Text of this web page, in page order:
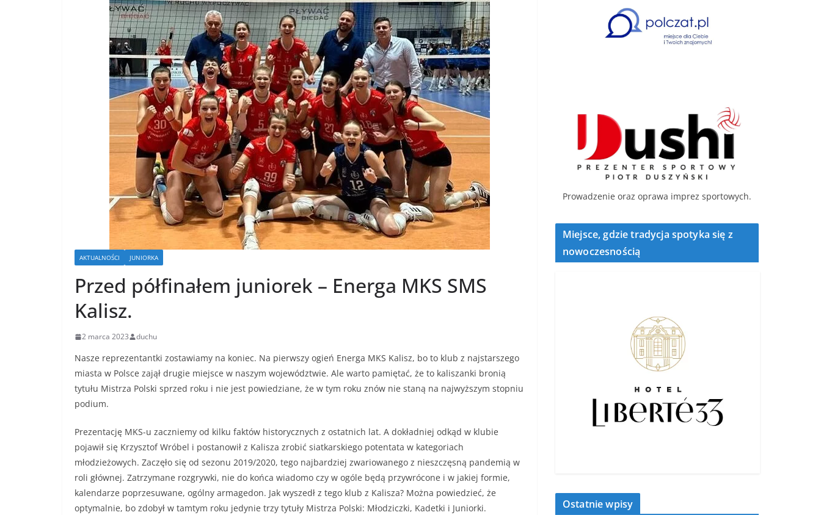
AKTUALNOŚCI JUNIORKA
Przed półfinałem juniorek – Energa MKS SMS
Kalisz.
2 marca 2023 duchu
Nasze reprezentantki zostawiamy na koniec. Na pierwszy ogień Energa MKS Kalisz, bo to klub z najstarszego
miasta w Polsce zajął drugie miejsce w naszym województwie. Ale warto pamiętać, że to kaliszanki bronią
tytułu Mistrza Polski sprzed roku i nie jest powiedziane, że w tym roku znów nie staną na najwyższym stopniu
podium.
Prezentację MKS-u zaczniemy od kilku faktów historycznych z ostatnich lat. A dokładniej odkąd w klubie
pojawił się Krzysztof Wróbel i postanowił z Kalisza zrobić siatkarskiego potentata w kategoriach
młodzieżowych. Zaczęło się od sezonu 2019/2020, tego najbardziej zwariowanego z nieszczęsną pandemią w
roli głównej. Zatrzymane rozgrywki, nie do końca wiadomo czy w ogóle będą przywrócone i w jakiej formie,
kalendarze poprzesuwane, ogólny armagedon. Jak wyszedł z tego klub z Kalisza? Można powiedzieć, że
optymalnie, bo zdobył w tamtym roku jedynie trzy tytuły Mistrza Polski: Młodziczki, Kadetki i Juniorki.
Prowadzenie oraz oprawa imprez sportowych.
Miejsce, gdzie tradycja spotyka się z
nowoczesnością
Ostatnie wpisy